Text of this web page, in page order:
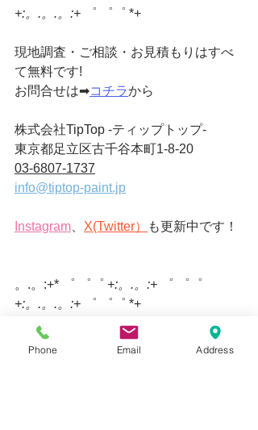
+:。.。.。:+ ゜ ゜゜ *+
現地調査・ご相談・お見積もりはすべ
て無料です!
お問合せは➡コチラから
株式会社TipTop -ティップトップ-
東京都足立区古千谷本町1-8-20
03-6807-1737
info@tiptop-paint.jp
Instagram X(Twitter） も更新中です！
。.。:+* ゜ ゜゜ +:。.。:+ ゜ ゜゜
+:。.。.。:+ ゜ ゜゜ *+
Phone Email Address